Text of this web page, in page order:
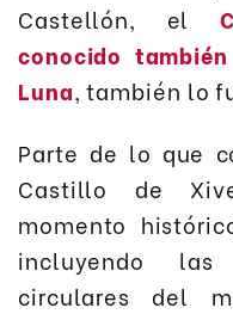
Castellón, el
conocido
Luna, también lo
Parte de lo que
Castillo de
momento
incluyendo
circulares del